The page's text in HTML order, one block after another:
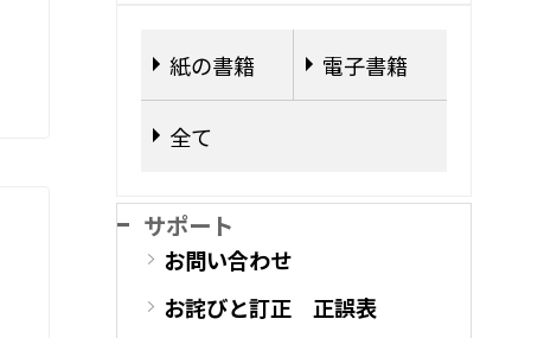
紙の書籍 電子書籍
全て
サポート
お問い合わせ
お詫びと訂正 正誤表